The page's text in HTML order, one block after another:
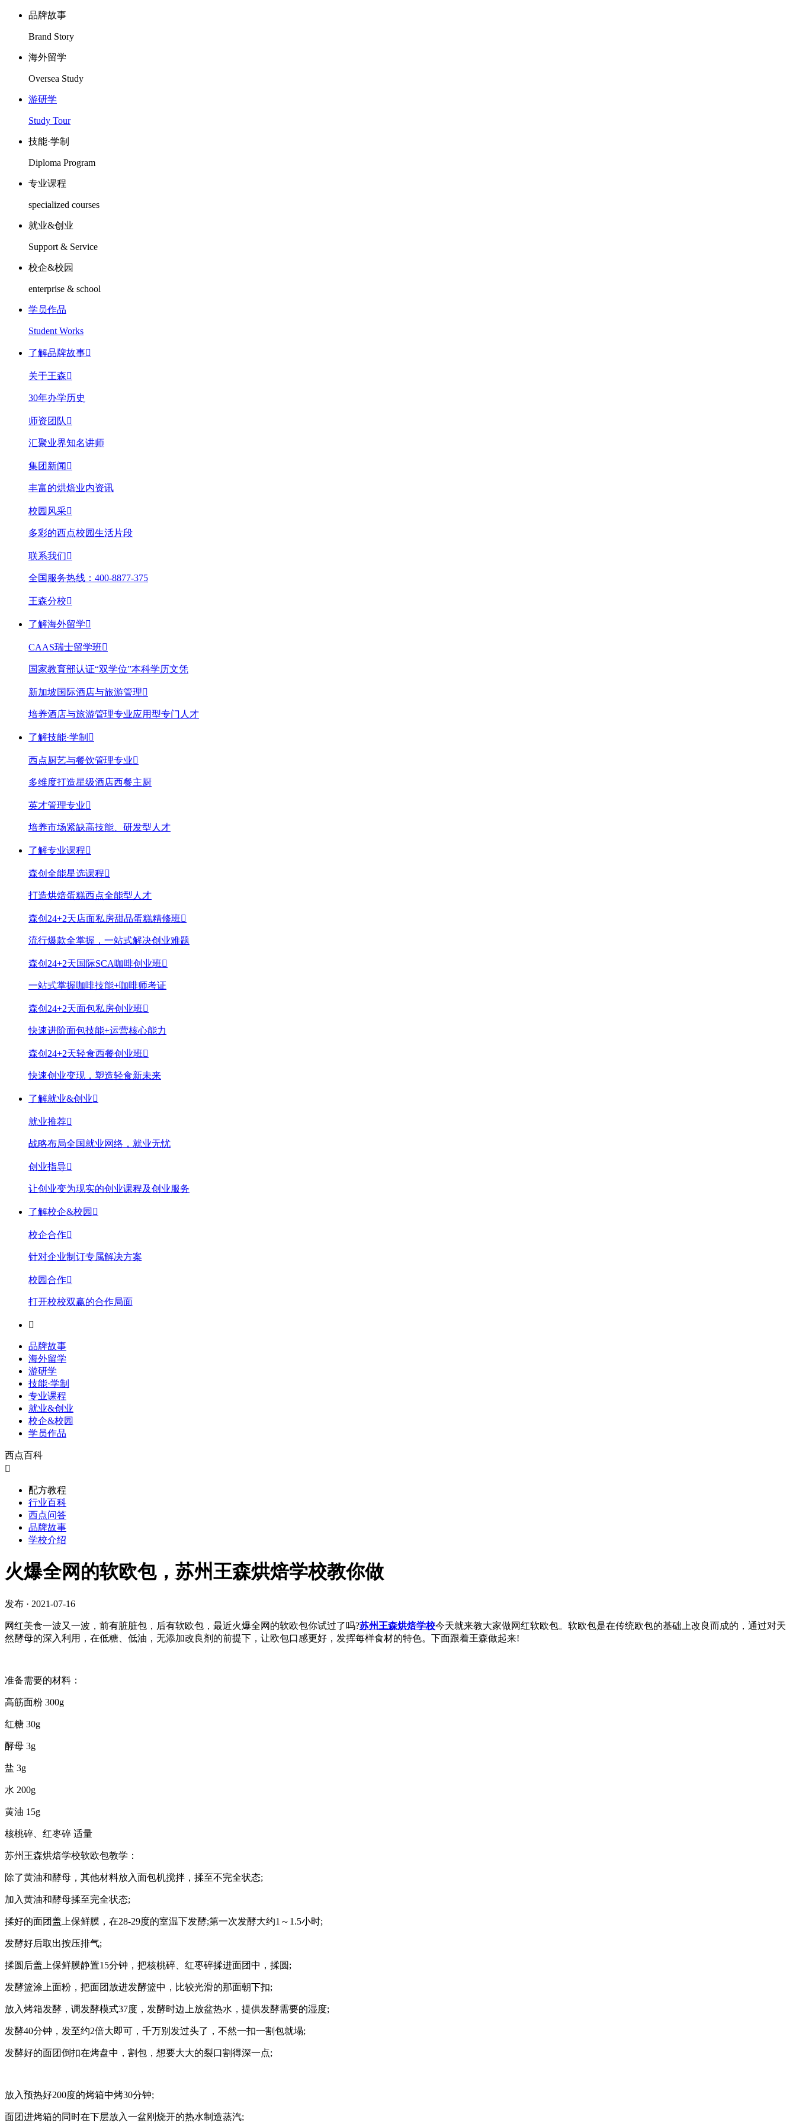
品牌故事
Brand Story
海外留学
Oversea Study
游研学
Study Tour
技能·学制
Diploma Program
专业课程
specialized courses
就业&创业
Support & Service
校企&校园
enterprise & school
学员作品
Student Works
了解品牌故事
关于王森
30年办学历史
师资团队 
汇聚业界知名讲师
集团新闻 
丰富的烘焙业内资讯
校园风采
多彩的西点校园生活片段
联系我们
全国服务热线：400-8877-375
王森分校
了解海外留学
CAAS瑞士留学班
国家教育部认证“双学位”本科学历文凭
新加坡国际酒店与旅游管理
培养酒店与旅游管理专业应用型专门人才
了解技能·学制 
西点厨艺与餐饮管理专业
多维度打造星级酒店西餐主厨
英才管理专业
培养市场紧缺高技能、研发型人才
了解专业课程
森创全能星选课程
打造烘焙蛋糕西点全能型人才
森创24+2天店面私房甜品蛋糕精修班
流行爆款全掌握，一站式解决创业难题
森创24+2天国际SCA咖啡创业班
一站式掌握咖啡技能+咖啡师考证
森创24+2天面包私房创业班
快速进阶面包技能+运营核心能力
森创24+2天轻食西餐创业班
快速创业变现，塑造轻食新未来
了解就业&创业
就业推荐
战略布局全国就业网络，就业无忧
创业指导
让创业变为现实的创业课程及创业服务
了解校企&校园 
校企合作
针对企业制订专属解决方案
校园合作
打开校校双赢的合作局面

品牌故事
海外留学
游研学
技能·学制
专业课程
就业&创业
校企&校园
学员作品
西点百科

配方教程
行业百科
西点问答
品牌故事
学校介绍
火爆全网的软欧包，苏州王森烘焙学校教你做
发布 · 2021-07-16
网红美食一波又一波，前有脏脏包，后有软欧包，最近火爆全网的软欧包你试过了吗?苏州王森烘焙学校今天就来教大家做网红软欧包。软欧包是在传统欧包的基础上改良而成的，通过对天
然酵母的深入利用，在低糖、低油，无添加改良剂的前提下，让欧包口感更好，发挥每样食材的特色。下面跟着王森做起来!
准备需要的材料：
高筋面粉 300g
红糖 30g
酵母 3g
盐 3g
水 200g
黄油 15g
核桃碎、红枣碎 适量
苏州王森烘焙学校软欧包教学：
除了黄油和酵母，其他材料放入面包机搅拌，揉至不完全状态;
加入黄油和酵母揉至完全状态;
揉好的面团盖上保鲜膜，在28-29度的室温下发酵;第一次发酵大约1～1.5小时;
发酵好后取出按压排气;
揉圆后盖上保鲜膜静置15分钟，把核桃碎、红枣碎揉进面团中，揉圆;
发酵篮涂上面粉，把面团放进发酵篮中，比较光滑的那面朝下扣;
放入烤箱发酵，调发酵模式37度，发酵时边上放盆热水，提供发酵需要的湿度;
发酵40分钟，发至约2倍大即可，千万别发过头了，不然一扣一割包就塌;
发酵好的面团倒扣在烤盘中，割包，想要大大的裂口割得深一点;
放入预热好200度的烤箱中烤30分钟;
面团进烤箱的同时在下层放入一盆刚烧开的热水制造蒸汽;